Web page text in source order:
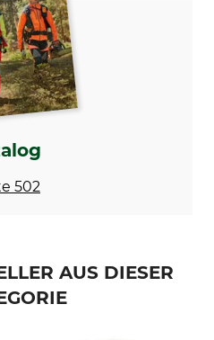
502
AUS DIESER